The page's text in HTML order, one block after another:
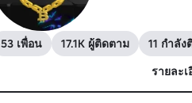
53 เพื่อน 17.1K ผู้ติดตาม
11 กำลั
รายละเ